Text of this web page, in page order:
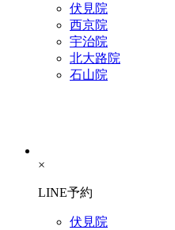
伏見院
西京院
宇治院
北大路院
石山院
×
LINE予約
伏見院